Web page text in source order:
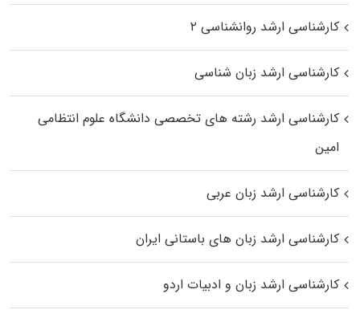
کارشناسی ارشد روانشناسی ۲
کارشناسی ارشد زبان شناسی
کارشناسی ارشد رﺷﺘﻪ ﻫﺎی تخصصی داﻧﺸﮕﺎه ﻋﻠﻮم انتظامی
اﻣﻴﻦ
کارشناسی ارشد زبان عربی
کارشناسی ارشد زبان‌ های باستانی ایران
کارشناسی ارشد زبان و ادبیات اردو